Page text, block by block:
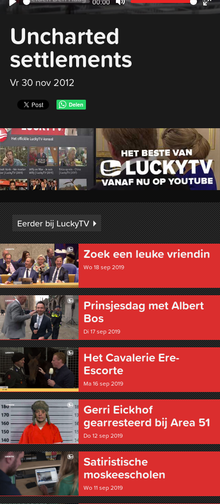
Seek
time
Mute
Volume
Uncharted
settlements
Vr 30 nov 2012
Delen
Eerder bij LuckyTV
Zoek een leuke vriendin
Wo 18 sep 2019
Prinsjesdag met Albert
Bos
Di 17 sep 2019
Het Cavalerie Ere-
Escorte
Ma 16 sep 2019
Gerri Eickhof
gearresteerd bij Area 51
Do 12 sep 2019
Satiristische
moskeescholen
Wo 11 sep 2019